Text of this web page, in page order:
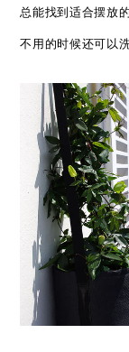
总能找到适合摆放的
不用的时候还可以